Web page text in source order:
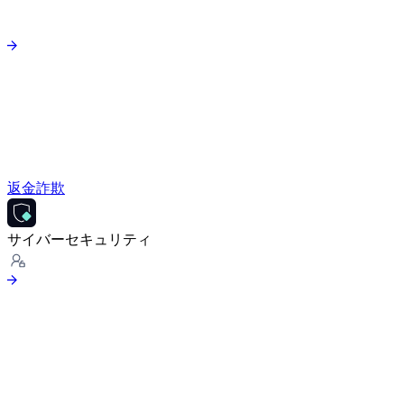
返金詐欺
サイバーセキュリティ